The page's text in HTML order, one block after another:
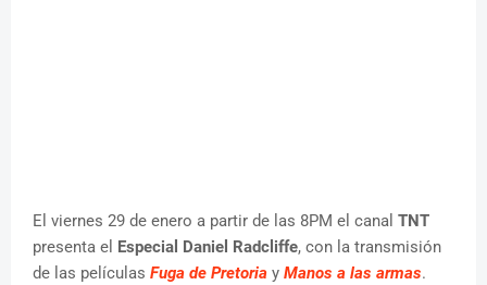
El viernes 29 de enero a partir de las 8PM el canal TNT
presenta el Especial Daniel Radcliffe, con la transmisión
de las películas Fuga de Pretoria y Manos a las armas.